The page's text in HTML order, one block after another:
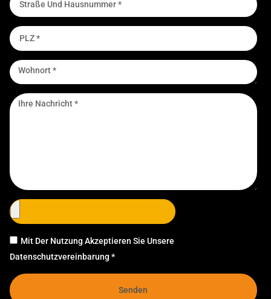
Mit Der Nutzung Akzeptieren Sie Unsere
Datenschutzvereinbarung *
Senden